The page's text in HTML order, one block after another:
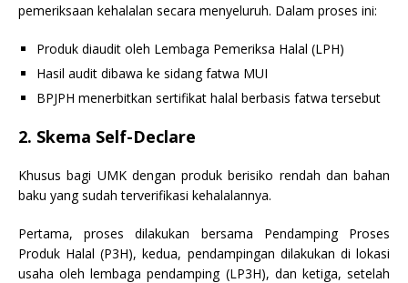
pemeriksaan kehalalan secara menyeluruh. Dalam proses ini:
Produk diaudit oleh Lembaga Pemeriksa Halal (LPH)
Hasil audit dibawa ke sidang fatwa MUI
BPJPH menerbitkan sertifikat halal berbasis fatwa tersebut
2. Skema Self-Declare
Khusus bagi UMK dengan produk berisiko rendah dan bahan
baku yang sudah terverifikasi kehalalannya.
Pertama, proses dilakukan bersama Pendamping Proses
Produk Halal (P3H), kedua, pendampingan dilakukan di lokasi
usaha oleh lembaga pendamping (LP3H), dan ketiga, setelah